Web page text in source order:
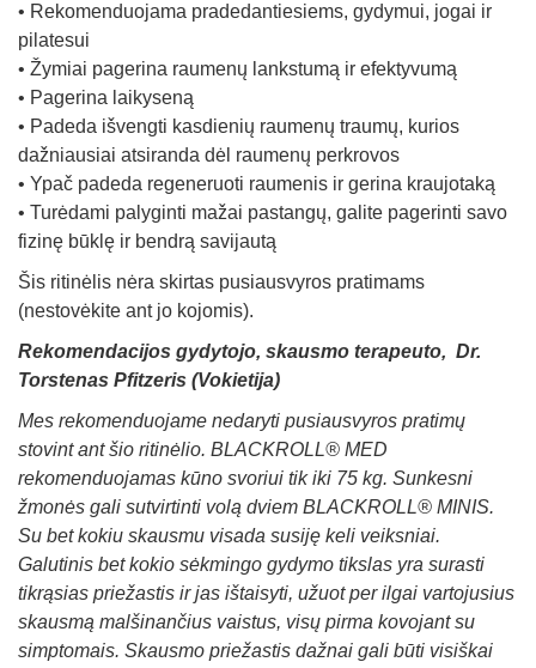
• Rekomenduojama pradedantiesiems, gydymui, jogai ir
pilatesui
• Žymiai pagerina raumenų lankstumą ir efektyvumą
• Pagerina laikyseną
• Padeda išvengti kasdienių raumenų traumų, kurios
dažniausiai atsiranda dėl raumenų perkrovos
• Ypač padeda regeneruoti raumenis ir gerina kraujotaką
• Turėdami palyginti mažai pastangų, galite pagerinti savo
fizinę būklę ir bendrą savijautą
Šis ritinėlis nėra skirtas pusiausvyros pratimams
(nestovėkite ant jo kojomis).
Rekomendacijos gydytojo, skausmo terapeuto, Dr.
Torstenas Pfitzeris (Vokietija)
Mes rekomenduojame nedaryti pusiausvyros pratimų
stovint ant šio ritinėlio. BLACKROLL® MED
rekomenduojamas kūno svoriui tik iki 75 kg. Sunkesni
žmonės gali sutvirtinti volą dviem BLACKROLL® MINIS.
Su bet kokiu skausmu visada susiję keli veiksniai.
Galutinis bet kokio sėkmingo gydymo tikslas yra surasti
tikrąsias priežastis ir jas ištaisyti, užuot per ilgai vartojusius
skausmą malšinančius vaistus, visų pirma kovojant su
simptomais. Skausmo priežastis dažnai gali būti visiškai